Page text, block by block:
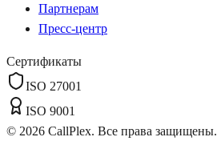
Партнерам
Пресс-центр
Сертификаты
ISO 27001
ISO 9001
© 2026 CallPlex. Все права защищены.